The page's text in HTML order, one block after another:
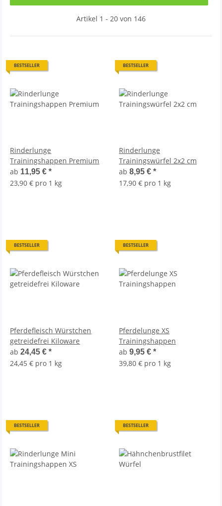
Artikel 1 - 20 von 146
BESTSELLER
Rinderlunge
Trainingshappen Premium
ab 11,95 €*
23,90 € pro 1 kg
BESTSELLER
Rinderlunge
Trainingswürfel 2x2 cm
ab 8,95 € *
17,90 € pro 1 kg
BESTSELLER
Pferdefleisch Würstchen
getreidefrei Kiloware
ab24,45 €*
24,45 € pro 1 kg
BESTSELLER
Pferdelunge XS
Trainingshappen
ab 9,95 € *
39,80 € pro 1 kg
BESTSELLER BESTSELLER